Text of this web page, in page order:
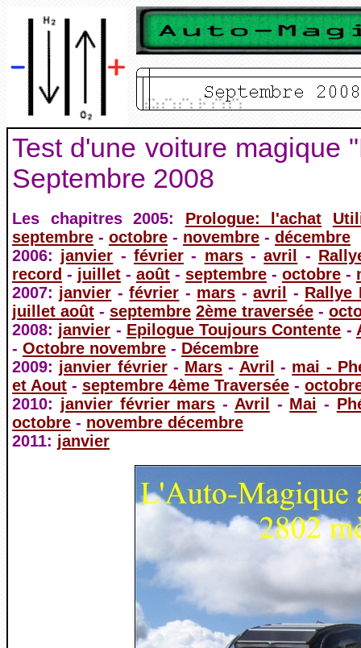
Test d'une voiture magique
Septembre 2008
Les chapitres 2005: Prologue: l'achat
septembre - octobre - novembre - décembre
2006: janvier - février- mars-avril -
record - juillet - août - septembre - octobre -
2007: janvier -février - mars -avril - Rallye
juillet août - septembre 2ème traversée -
2008: janvier - Epilogue Toujours Contente -
- Octobre novembre - Décembre
2009: janvier février- Mars - Avril - mai -
et Aout - septembre 4ème Traversée -
2010: janvier février mars - Avril - Mai -
octobre - novembre décembre
2011: janvier